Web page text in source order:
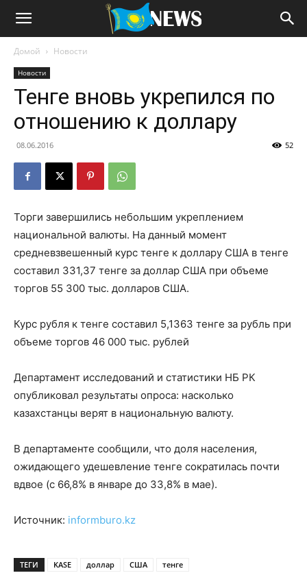
Домой Новости
Новости
Тенге вновь укрепился по
отношению к доллару
08.06.2016 52
Торги завершились небольшим укреплением
национальной валюты. На данный момент
средневзвешенный курс тенге к доллару США в тенге
составил 331,37 тенге за доллар США при объеме
торгов 55 300 тыс. долларов США.
Курс рубля к тенге составил 5,1363 тенге за рубль при
объеме торгов 46 000 тыс. рублей
Департамент исследований и статистики НБ РК
опубликовал результаты опроса: насколько
казахстанцы верят в национальную валюту.
В департаменте сообщили, что доля населения,
ожидающего удешевление тенге сократилась почти
вдвое (с 66,8% в январе до 33,8% в мае).
Источник: informburo.kz
ТЕГИ KASE доллар США тенге